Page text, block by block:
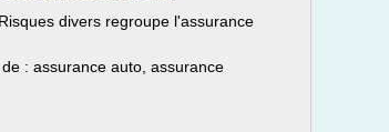
divers regroupe l'assurance
: assurance auto, assurance